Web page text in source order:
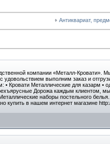
Антиквариат,
компании «Металл-Кровати».
удовольствием выполним заказ и
Кровати Металлические для казарм •
Дорожа каждым клиентом,
наборы постельного
купить в нашем интернет магазине